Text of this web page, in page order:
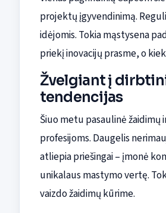
projektų įgyvendinimą.
idėjomis. Tokia mąstysena
priekį inovacijų prasme, o
Žvelgiant į
tendencijas
Šiuo metu pasaulinė
profesijoms. Daugelis
atliepia priešingai – įmonė
unikalaus mastymo vertę.
vaizdo žaidimų kūrime.